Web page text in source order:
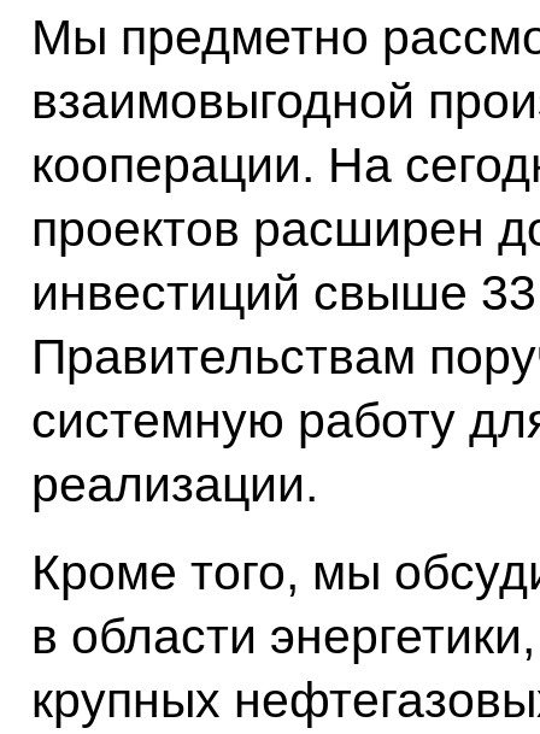
Мы предметно
взаимовыгодной
кооперации. На
проектов расширен
инвестиций свыше
Правительствам
системную работу
реализации.
Кроме того, мы
в области
крупных